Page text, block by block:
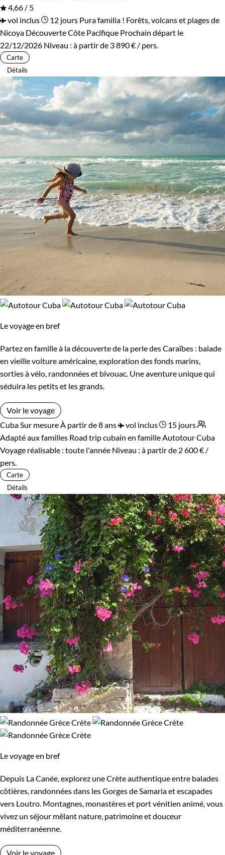
4,66 / 5
vol inclus
12 jours Pura familia ! Forêts, volcans et plages de
Nicoya Découverte Côte Pacifique Prochain départ le
22/12/2026 Niveau : à partir de 3 890 € / pers.
Carte
Détails
Le voyage en bref
Partez en famille à la découverte de la perle des Caraïbes : balade
en vieille voiture américaine, exploration des fonds marins,
sorties à vélo, randonnées et bivouac. Une aventure unique qui
séduira les petits et les grands.
Voir le voyage
Cuba Sur mesure À partir de 8 ans vol inclus
15 jours
Adapté aux familles Road trip cubain en famille Autotour Cuba
Voyage réalisable : toute l'année Niveau : à partir de 2 600 € /
pers.
Carte
Détails
Le voyage en bref
Depuis La Canée, explorez une Crète authentique entre balades
côtières, randonnées dans les Gorges de Samaria et escapades
vers Loutro. Montagnes, monastères et port vénitien animé, vous
vivez un séjour mêlant nature, patrimoine et douceur
méditerranéenne.
Voir le voyage